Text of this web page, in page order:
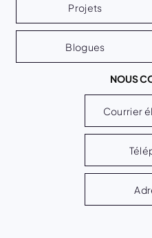
Projets
Blogues
NOUS
Courrier